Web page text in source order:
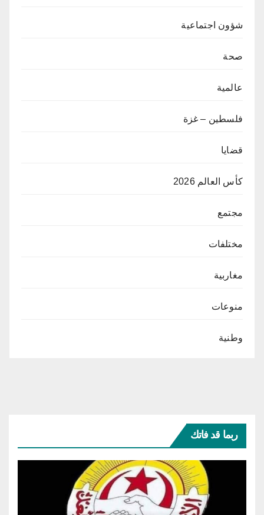
شؤون اجتماعية
صحة
عالمية
فلسطين – غزة
قضايا
كأس العالم 2026
مجتمع
مختلفات
مغاربية
منوعات
وطنية
ربما قد فاتك